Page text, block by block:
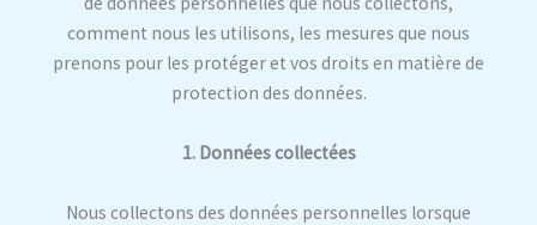
comment nous les utilisons, les mesures que nous
prenons pour les protéger et vos droits en matière de
protection des données.
1. Données collectées
Nous collectons des données personnelles lorsque